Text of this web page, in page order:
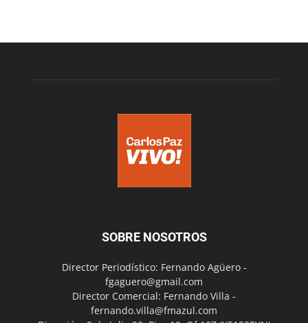
SOBRE NOSOTROS
Director Periodístico: Fernando Agüero -
fgaguero@gmail.com
Director Comercial: Fernando Villa -
fernando.villa@fmazul.com